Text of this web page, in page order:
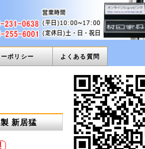
ポリシー よくある質問
新居猛